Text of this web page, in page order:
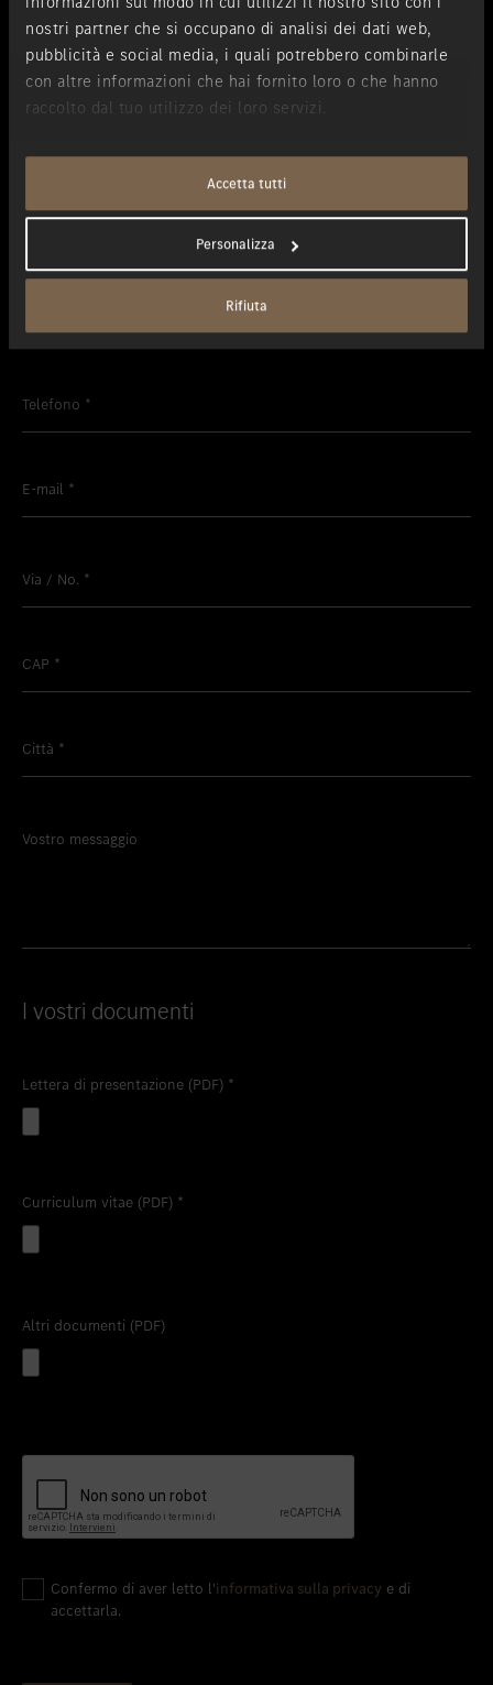
nostri partner che si occupano di analisi dei dati web,
pubblicità e social media, i quali potrebbero combinarle
con altre informazioni che hai fornito loro o che hanno
raccolto dal tuo utilizzo dei loro servizi.
Accetta tutti
Personalizza
Rifiuta
I campi contrassegnati con un * sono obbligatori.
I suoi dati di contatto
Telefono *
E-mail *
Via / No. *
CAP *
Città *
Vostro messaggio
I vostri documenti
Lettera di presentazione (PDF) *
Curriculum vitae (PDF) *
Altri documenti (PDF)
Confermo di aver letto l'informativa sulla privacy e di
accettarla.